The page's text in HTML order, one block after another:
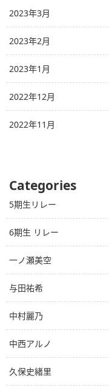
2023年3月
2023年2月
2023年1月
2022年12月
2022年11月
Categories
5期生リレー
6期生 リレー
一ノ瀬美空
与田祐希
中村麗乃
中西アルノ
久保史緒里